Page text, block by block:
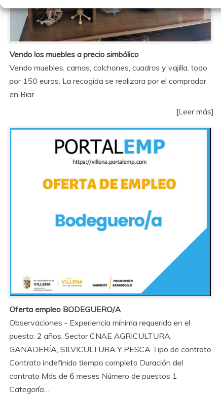
Vendo los muebles a precio simbólico
Vendo muebles, camas, colchones, cuadros y vajilla, todo
por 150 euros. La recogida se realizara por el comprador
en Biar.
[Leer más]
Oferta empleo BODEGUERO/A
Observaciones - Experiencia mínima requerida en el
puesto: 2 años. Sector CNAE AGRICULTURA,
GANADERÍA, SILVICULTURA Y PESCA Tipo de contrato
Contrato indefinido tiempo completo Duración del
contrato Más de 6 meses Número de puestos 1
Categoría…